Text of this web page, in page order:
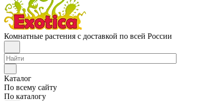
Комнатные растения с доставкой по всей России
Каталог
По всему сайту
По каталогу